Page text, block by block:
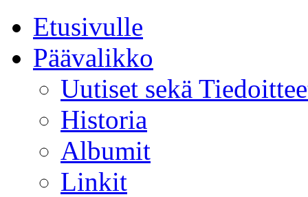
Etusivulle
Päävalikko
Uutiset sekä
Historia
Albumit
Linkit